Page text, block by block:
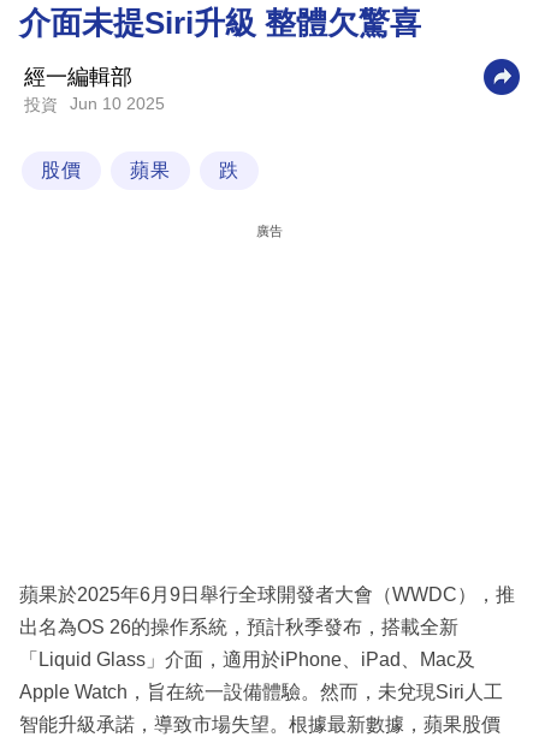
商
科
區
介面未提Siri升級 整體欠驚喜
經一編輯部
投資 Jun 10 2025
股價 蘋果 跌
廣告
蘋果於2025年6月9日舉行全球開發者大會（WWDC），推
出名為OS 26的操作系統，預計秋季發布，搭載全新
「Liquid Glass」介面，適用於iPhone、iPad、Mac及
Apple Watch，旨在統一設備體驗。然而，未兌現Siri人工
智能升級承諾，導致市場失望。根據最新數據，蘋果股價